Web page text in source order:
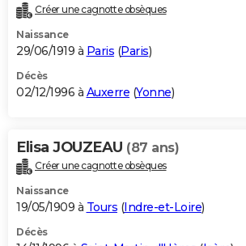
Créer une cagnotte obsèques
Naissance
29/06/1919 à Paris (Paris)
Décès
02/12/1996 à Auxerre (Yonne)
Elisa JOUZEAU (87 ans)
Créer une cagnotte obsèques
Naissance
19/05/1909 à Tours (Indre-et-Loire)
Décès